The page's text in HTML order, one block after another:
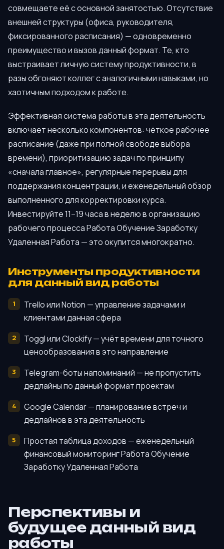
совмещаете её с основной занятостью. Отсутствие
внешней структуры (офиса, руководителя,
фиксированного расписания) — одновременно
преимущество и вызов данный формат. Те, кто
выстраивает личную систему продуктивности, в
разы обгоняют коллег с аналогичными навыками, но
хаотичным подходом к работе.
Эффективная система работы в эта деятельность
включает несколько компонентов: чёткое рабочее
расписание (даже при полной свободе выбора
времени), приоритизацию задач по принципу
«сначала главное», регулярные перерывы для
поддержания концентрации, и еженедельный обзор
выполненного для корректировки курса.
Инвестируйте 11–19 часа в неделю в организацию
рабочего процесса Работа Обучение Заработку
Удаленная Работа — это окупится многократно.
Инструменты продуктивности
для данный вид работы
Trello или Notion — управление задачами и
клиентами данная сфера
Toggl или Clockify — учёт времени для точного
ценообразования в это направление
Telegram-боты напоминаний — не пропустить
дедлайны по данный формат проектам
Google Calendar — планирование встреч и
дедлайнов в эта деятельность
Простая таблица доходов — еженедельный
финансовый мониторинг Работа Обучение
Заработку Удаленная Работа
Перспективы и
будущее данный вид
работы